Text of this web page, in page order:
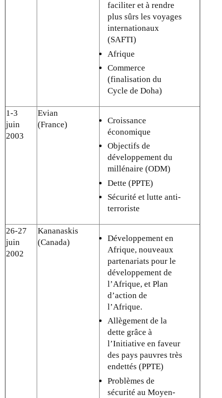
faciliter et à rendre
plus sûrs les voyages
internationaux
(SAFTI)
Afrique
Commerce
(finalisation du
Cycle de Doha)
1-3
juin
2003
Evian
(France)
Croissance
économique
Objectifs de
développement du
millénaire (ODM)
Dette (PPTE)
Sécurité et lutte anti-
terroriste
26-27
juin
2002
Kananaskis
(Canada)
Développement en
Afrique, nouveaux
partenariats pour le
développement de
l’Afrique, et Plan
d’action de
l’Afrique.
Allègement de la
dette grâce à
l’Initiative en faveur
des pays pauvres très
endettés (PPTE)
Problèmes de
sécurité au Moyen-